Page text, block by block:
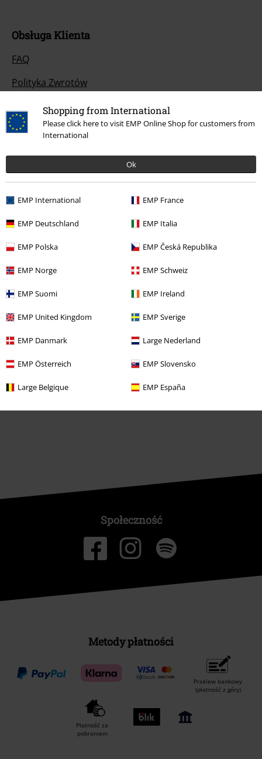
Shopping from International
Please click here to visit EMP Online Shop for customers from
International
Ok
EMP International EMP France
EMP Deutschland EMP Italia
EMP Polska EMP Česká Republika
EMP Norge EMP Schweiz
EMP Suomi EMP Ireland
EMP United Kingdom EMP Sverige
EMP Danmark Large Nederland
EMP Österreich EMP Slovensko
Large Belgique EMP España
Obsługa Klienta
FAQ
Polityka Zwrotów
Zwróć artykuł
Ogólne informacje o rozmiarach
Opuść Backstage Club
Metody płatności
Oferty dla Ciebie
Konkursy
Vouchery EMP
Zniżka studencka
Społeczność
Metody płatności
Przelew bankowy
(płatność z góry)
Płatność za
pobraniem